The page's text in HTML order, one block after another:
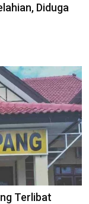
Diduga
Terlibat